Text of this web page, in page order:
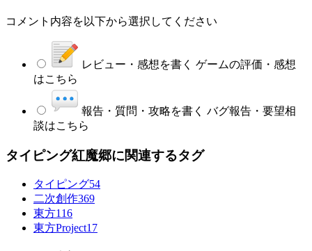
コメント内容を以下から選択してください
レビュー・感想を書く ゲームの評価・感想
はこちら
報告・質問・攻略を書く バグ報告・要望相
談はこちら
タイピング紅魔郷に関連するタグ
タイピング54
二次創作369
東方116
東方Project17